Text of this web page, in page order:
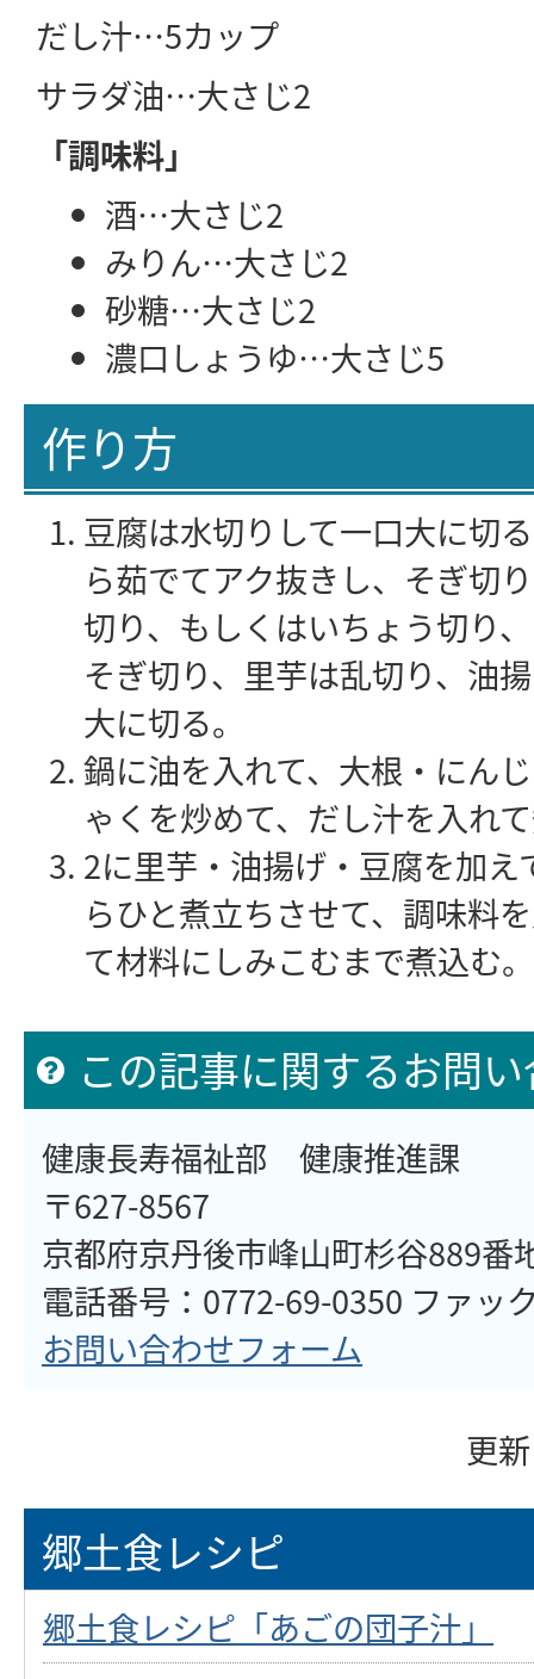
だし汁…5カップ
サラダ油…大さじ2
「調味料」
酒…大さじ2
みりん…大さじ2
砂糖…大さじ2
濃口しょうゆ…大さじ5
作り方
豆腐は水切りして一口大に切
ら茹でてアク抜きし、そぎ切
切り、もしくはいちょう切り
そぎ切り、里芋は乱切り、油
大に切る。
鍋に油を入れて、大根・にん
ゃくを炒めて、だし汁を入れ
2に里芋・油揚げ・豆腐を加え
らひと煮立ちさせて、調味料
て材料にしみこむまで煮込む。
この記事に関するお問
健康長寿福祉部 健康推進課
〒627-8567
京都府京丹後市峰山町杉谷889番
電話番号：0772-69-0350 ファッ
お問い合わせフォーム
更
郷土食レシピ
郷土食レシピ「あごの団子汁」